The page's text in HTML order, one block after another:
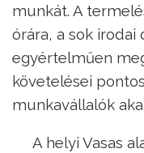
munkát. A
órára, a sok irodai
egyértelműen
követelései
munkavállalók
A helyi Vasas